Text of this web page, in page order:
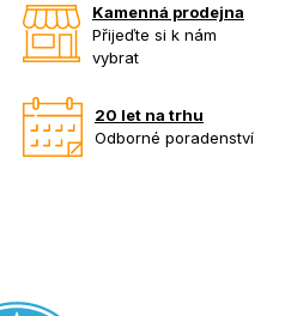
Kamenná prodejna
Přijeďte si k nám
vybrat
20 let na trhu
Odborné poradenství